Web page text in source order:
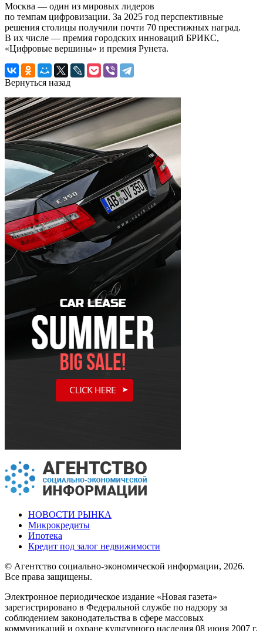
Москва — один из мировых лидеров
по темпам цифровизации. За 2025 год перспективные
решения столицы получили почти 70 престижных наград.
В их числе — премия городских инноваций БРИКС,
«Цифровые вершины» и премия Рунета.
Вернуться назад
НОВОСТИ РЫНКА
Микрокредиты
Ипотека
Кредит под залог недвижимости
© Агентство социально-экономической информации, 2026.
Все права защищены.
Электронное периодическое издание «Новая газета»
зарегистрировано в Федеральной службе по надзору за
соблюдением законодательства в сфере массовых
коммуникаций и охране культурного наследия 08 июня 2007 г.